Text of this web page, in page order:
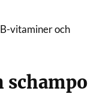
vitaminer och
schampo